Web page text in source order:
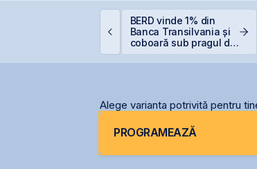
BERD vinde 1% din
Banca Transilvania și
coboară sub pragul de
Alege varianta potrivită pentru
PROGRAMEAZĂ